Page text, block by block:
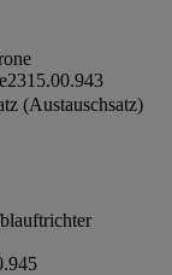
2315.00.943
(Austauschsatz)